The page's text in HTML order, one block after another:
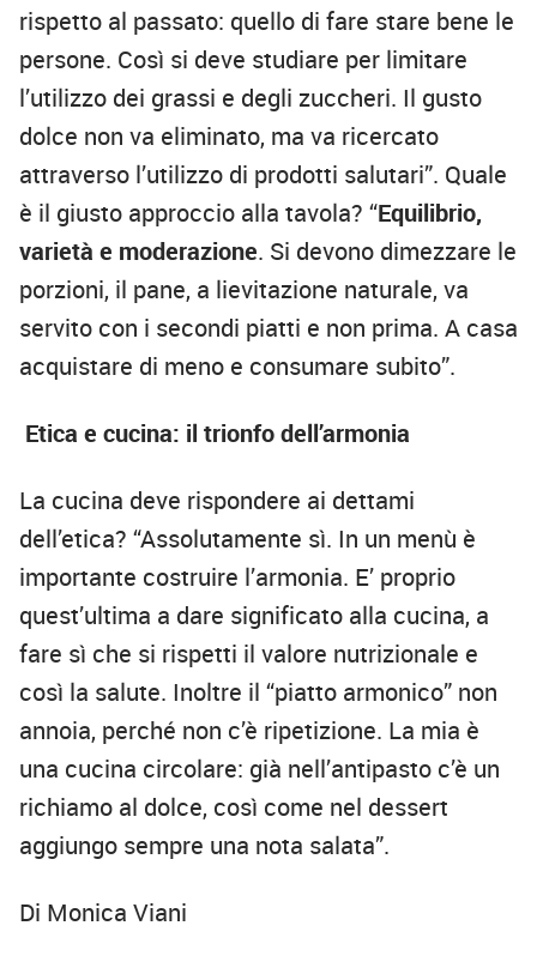
rispetto al passato: quello di fare stare bene le
persone. Così si deve studiare per limitare
l’utilizzo dei grassi e degli zuccheri. Il gusto
dolce non va eliminato, ma va ricercato
attraverso l’utilizzo di prodotti salutari”. Quale
è il giusto approccio alla tavola? “Equilibrio,
varietà e moderazione. Si devono dimezzare le
porzioni, il pane, a lievitazione naturale, va
servito con i secondi piatti e non prima. A casa
acquistare di meno e consumare subito”.
Etica e cucina: il trionfo dell’armonia
La cucina deve rispondere ai dettami
dell’etica? “Assolutamente sì. In un menù è
importante costruire l’armonia. E’ proprio
quest’ultima a dare significato alla cucina, a
fare sì che si rispetti il valore nutrizionale e
così la salute. Inoltre il “piatto armonico” non
annoia, perché non c’è ripetizione. La mia è
una cucina circolare: già nell’antipasto c’è un
richiamo al dolce, così come nel dessert
aggiungo sempre una nota salata”.
Di Monica Viani